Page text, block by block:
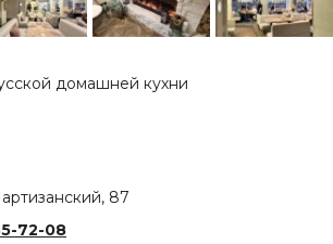
домашней кухни
87
72-08